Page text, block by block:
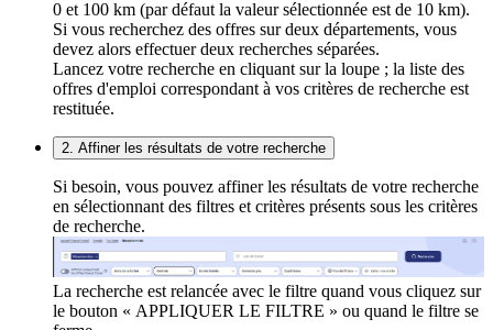
0 et 100 km (par défaut la valeur sélectionnée est de 10 km).
Si vous recherchez des offres sur deux départements, vous
devez alors effectuer deux recherches séparées.
Lancez votre recherche en cliquant sur la loupe ; la liste des
offres d'emploi correspondant à vos critères de recherche est
restituée.
2. Affiner les résultats de votre recherche
Si besoin, vous pouvez affiner les résultats de votre recherche
en sélectionnant des filtres et critères présents sous les critères
de recherche.
La recherche est relancée avec le filtre quand vous cliquez sur
le bouton « APPLIQUER LE FILTRE » ou quand le filtre se